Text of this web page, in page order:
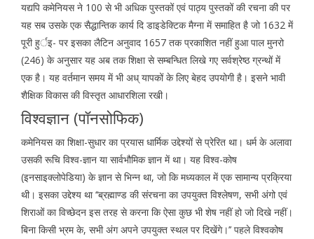
यद्यपि कमेनियस ने 100 से भी अधिक पुस्तकों एवं पाठ्य पुस्तकों की रचना की पर
यह सब उसके एक सैद्धान्तिक कार्य दि डाइडेक्टिक मैग्ना में समाहित है जो 1632 में
पूरी हुर्इ- पर इसका लैटिन अनुवाद 1657 तक प्रकाशित नहीं हुआ पाल मुनरो
(246) के अनुसार यह अब तक शिक्षा से सम्बन्धित लिखे गए सर्वश्रेष्ठ ग्रन्थों में
एक है। यह वर्तमान समय में भी अध् यापकों के लिए बेहद उपयोगी है। इसने भावी
शैक्षिक विकास की विस्तृत आधारशिला रखी।
विश्वज्ञान (पॉनसोफिक)
कमेनियस का शिक्षा-सुधार का प्रयास धार्मिक उद्देश्यों से प्रेरित था। धर्म के अलावा
उसकी रूचि विश्व-ज्ञान या सार्वभौमिक ज्ञान में था। यह विश्व-कोष
(इनसाइक्लोपेडिया) के ज्ञान से भिन्न था, जो कि मध्यकाल में एक सामान्य प्रक्रिया
थी। इसका उद्देश्य था ‘‘ब्रह्माण्ड की संरचना का उपयुक्त विश्लेषण, सभी अंगो एवं
शिराओं का विच्छेदन इस तरह से करना कि ऐसा कुछ भी शेष नहीं हो जो दिखे नहीं।
बिना किसी भ्रम के, सभी अंग अपने उपयुक्त स्थल पर दिखेंगे।’’ पहले विश्वकोष